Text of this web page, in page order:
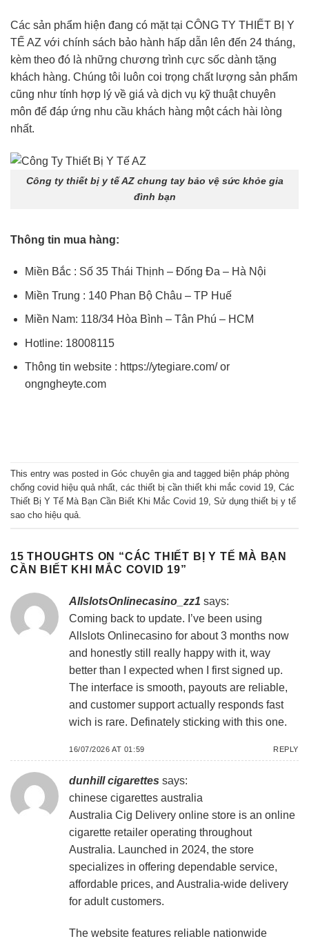
Các sản phẩm hiện đang có mặt tại CÔNG TY THIẾT BỊ Y
TẾ AZ với chính sách bảo hành hấp dẫn lên đến 24 tháng,
kèm theo đó là những chương trình cực sốc dành tặng
khách hàng. Chúng tôi luôn coi trọng chất lượng sản phẩm
cũng như tính hợp lý về giá và dịch vụ kỹ thuật chuyên
môn để đáp ứng nhu cầu khách hàng một cách hài lòng
nhất.
Công ty thiết bị y tế AZ chung tay bảo vệ sức khỏe gia
đình bạn
Thông tin mua hàng:
Miền Bắc : Số 35 Thái Thịnh – Đống Đa – Hà Nội
Miền Trung : 140 Phan Bộ Châu – TP Huế
Miền Nam: 118/34 Hòa Bình – Tân Phú – HCM
Hotline: 18008115
Thông tin website : https://ytegiare.com/ or
ongngheyte.com
This entry was posted in Góc chuyên giaand tagged biện pháp phòng
chống covid hiệu quả nhất, các thiết bị cần thiết khi mắc covid 19, Các
Thiết Bị Y Tế Mà Bạn Cần Biết Khi Mắc Covid 19, Sử dụng thiết bị y tế
sao cho hiệu quả.
15 THOUGHTS ON “CÁC THIẾT BỊ Y TẾ MÀ BẠN
CẦN BIẾT KHI MẮC COVID 19”
AllslotsOnlinecasino_zz1 says:
Coming back to update. I’ve been using
Allslots Onlinecasino for about 3 months now
and honestly still really happy with it, way
better than I expected when I first signed up.
The interface is smooth, payouts are reliable,
and customer support actually responds fast
wich is rare. Definately sticking with this one.
16/07/2026 AT 01:59 REPLY
dunhill cigarettes says:
chinese cigarettes australia
Australia Cig Delivery online store is an online
cigarette retailer operating throughout
Australia. Launched in 2024, the store
specializes in offering dependable service,
affordable prices, and Australia-wide delivery
for adult customers.
The website features reliable nationwide